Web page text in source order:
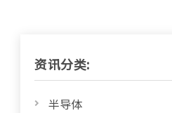
资讯分类:
半导体